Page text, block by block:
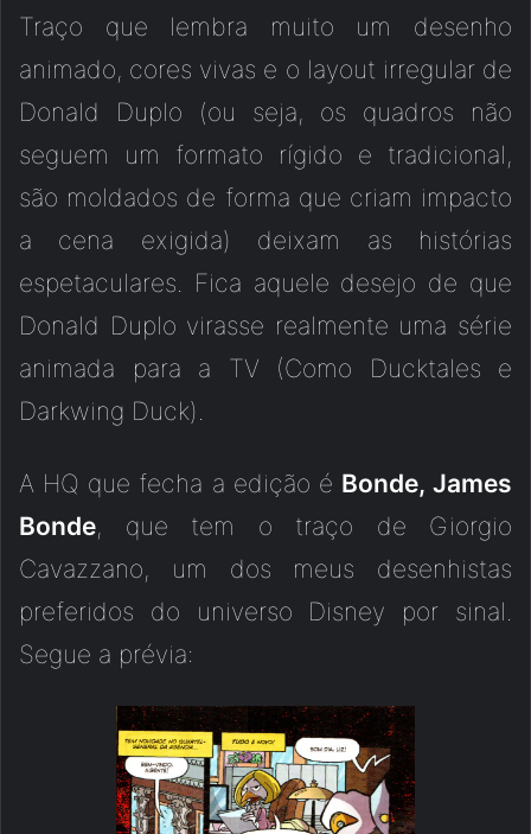
Traço que lembra muito um desenho
animado, cores vivas e o layout irregular de
Donald Duplo (ou seja, os quadros não
seguem um formato rígido e tradicional,
são moldados de forma que criam impacto
a cena exigida) deixam as histórias
espetaculares. Fica aquele desejo de que
Donald Duplo virasse realmente uma série
animada para a TV (Como Ducktales e
Darkwing Duck).
A HQ que fecha a edição é Bonde, James
Bonde, que tem o traço de Giorgio
Cavazzano, um dos meus desenhistas
preferidos do universo Disney por sinal.
Segue a prévia: